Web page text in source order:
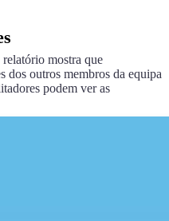
mostra que
dos outros membros da equipa
podem ver as